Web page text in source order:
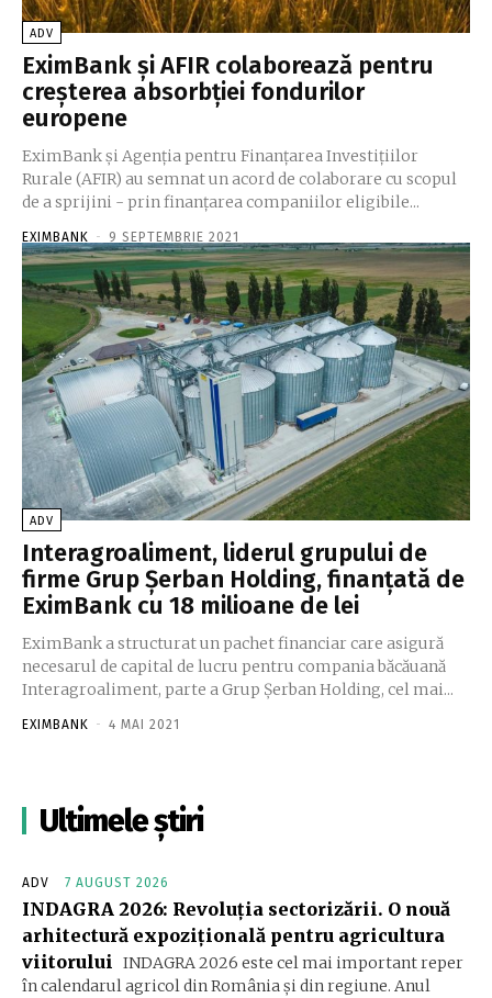
ADV
EximBank şi AFIR colaborează pentru
creşterea absorbţiei fondurilor
europene
EximBank şi Agenţia pentru Finanţarea Investiţiilor
Rurale (AFIR) au semnat un acord de colaborare cu scopul
de a sprijini - prin finanţarea companiilor eligibile...
EXIMBANK - 9 SEPTEMBRIE 2021
ADV
Interagroaliment, liderul grupului de
firme Grup Şerban Holding, finanțată de
EximBank cu 18 milioane de lei
EximBank a structurat un pachet financiar care asigură
necesarul de capital de lucru pentru compania băcăuană
Interagroaliment, parte a Grup Şerban Holding, cel mai...
EXIMBANK - 4 MAI 2021
Ultimele știri
ADV 7 AUGUST 2026
INDAGRA 2026: Revoluția sectorizării. O nouă
arhitectură expozițională pentru agricultura
viitorului INDAGRA 2026 este cel mai important reper
în calendarul agricol din România și din regiune. Anul